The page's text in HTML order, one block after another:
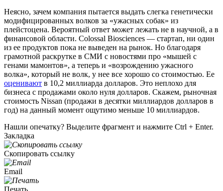
Неясно, зачем компания пытается выдать слегка генетически
модифицированных волков за «ужасных собак» из
плейстоцена. Вероятный ответ может лежать не в научной, а в
финансовой области. Colossal Biosciences — стартап, ни один
из ее продуктов пока не выведен на рынок. Но благодаря
грамотной раскрутке в СМИ с новостями про «мышей с
генами мамонтов», а теперь и «возрождению ужасного
волка», который не волк, у нее все хорошо со стоимостью. Ее
оценивают в 10,2 миллиарда долларов. Это неплохо для
бизнеса с продажами около нуля долларов. Скажем, рыночная
стоимость Nissan (продажи в десятки миллиардов долларов в
год) на данный момент ощутимо меньше 10 миллиардов.
Нашли опечатку? Выделите фрагмент и нажмите Ctrl + Enter.
Закладка
Скопировать ссылку
Email